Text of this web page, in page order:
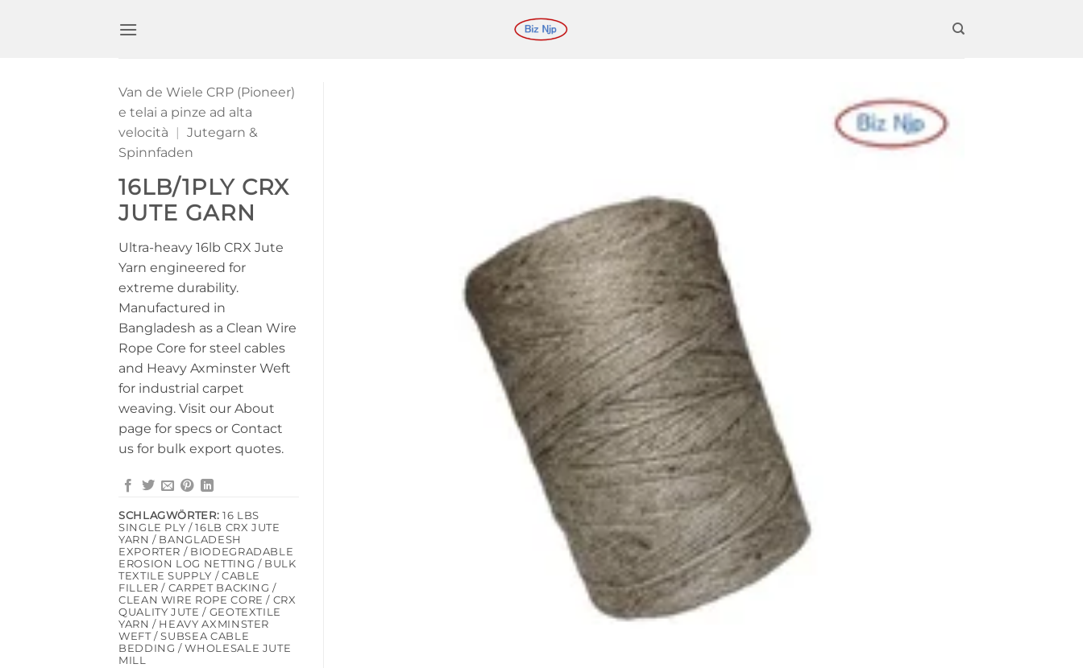
Van de Wiele CRP (Pioneer)
e telai a pinze ad alta
velocità
| Jutegarn &
Spinnfaden
16LB/1PLY CRX
JUTE GARN
Ultra-heavy 16lb CRX Jute
Yarn engineered for
extreme durability.
Manufactured in
Bangladesh as a Clean Wire
Rope Core for steel cables
and Heavy Axminster Weft
for industrial carpet
weaving. Visit our About
page for specs or Contact
us for bulk export quotes.
SCHLAGWÖRTER: 16 LBS
SINGLE PLY / 16LB CRX JUTE
YARN / BANGLADESH
EXPORTER / BIODEGRADABLE
EROSION LOG NETTING / BULK
TEXTILE SUPPLY / CABLE
FILLER / CARPET BACKING /
CLEAN WIRE ROPE CORE / CRX
QUALITY JUTE / GEOTEXTILE
YARN / HEAVY AXMINSTER
WEFT / SUBSEA CABLE
BEDDING / WHOLESALE JUTE
MILL